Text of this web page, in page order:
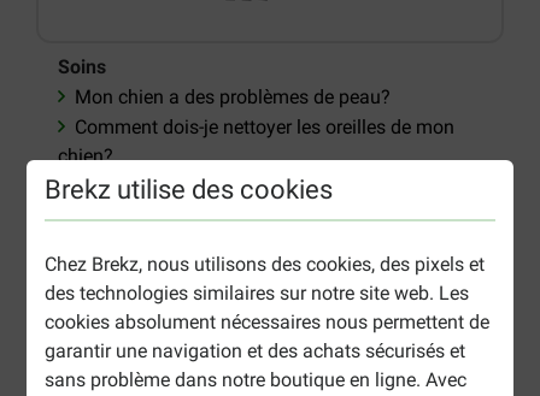
Brekz utilise des cookies
Chez Brekz, nous utilisons des cookies, des pixels et
des technologies similaires sur notre site web. Les
cookies absolument nécessaires nous permettent de
garantir une navigation et des achats sécurisés et
sans problème dans notre boutique en ligne. Avec
Soins
Mon chien a des problèmes de peau?
Comment dois-je nettoyer les oreilles de mon
chien?
Comment prendre soin des dents de mon chien?
Que dois-je savoir pour le soin du pelage de mon
Les selles de mon chien sont-elles saines?